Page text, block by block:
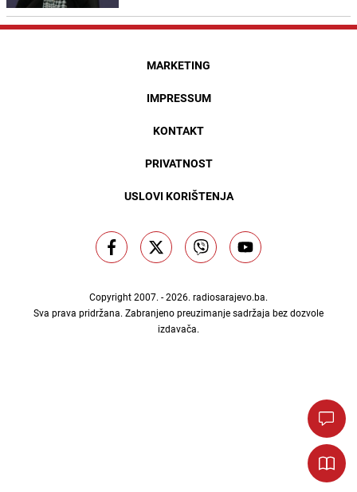
MARKETING
IMPRESSUM
KONTAKT
PRIVATNOST
USLOVI KORIŠTENJA
Copyright 2007. - 2026. radiosarajevo.ba.
Sva prava pridržana. Zabranjeno preuzimanje sadržaja bez dozvole
izdavača.